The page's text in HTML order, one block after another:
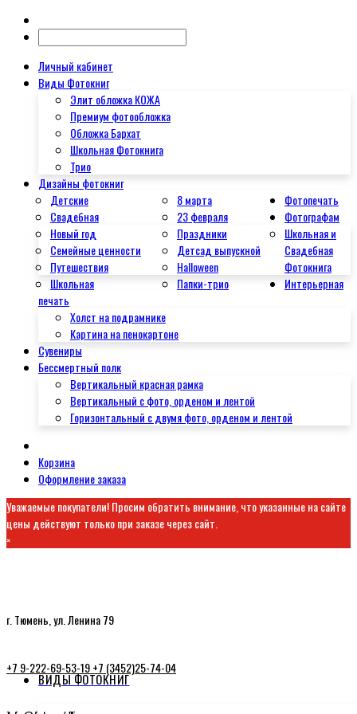
Личный кабинет
Виды Фотокниг
Элит обложка КОЖА
Премиум фотообложка
Обложка Бархат
Школьная Фотокнига
Трио
Дизайны фотокниг
Детские
Свадебная
Новый год
Семейные ценности
Путешествия
Школьная
8 марта
23 февраля
Праздники
Детсад выпускной
Halloween
Папки-трио
Фотопечать
Фотографам
Школьная и
Свадебная
Фотокнига
Интерьерная
печать
Холст на подрамнике
Картина на пенокартоне
Сувениры
Бессмертный полк
Вертикальный красная рамка
Вертикальный с фото, орденом и лентой
Горизонтальный с двумя фото, орденом и лентой
Корзина
Оформление заказа
Уважаемые покупатели! Просим обратить внимание, что указанные на сайте
цены действуют только при заказе через сайт.
×
г. Тюмень, ул. Ленина 79
+7 9-222-69-53-19+7 (3452)25-74-04
ВИДЫ ФОТОКНИГ